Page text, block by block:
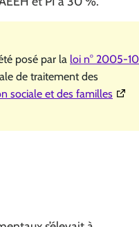
posé par la loi n° 2005-
de traitement des
sociale et des familles